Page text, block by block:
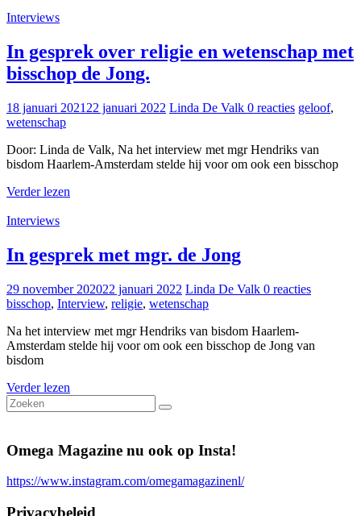
Interviews
In gesprek over religie en wetenschap met
bisschop de Jong.
18 januari 2021 22 januari 2022 Linda De Valk 0 reacties geloof,
wetenschap
Door: Linda de Valk, Na het interview met mgr Hendriks van
bisdom Haarlem-Amsterdam stelde hij voor om ook een bisschop
Verder lezen
Interviews
In gesprek met mgr. de Jong
29 november 202022 januari 2022 Linda De Valk 0 reacties
bisschop, Interview, religie, wetenschap
Na het interview met mgr Hendriks van bisdom Haarlem-
Amsterdam stelde hij voor om ook een bisschop de Jong van
bisdom
Verder lezen
Omega Magazine nu ook op Insta!
https://www.instagram.com/omegamagazinenl/
Privacybeleid